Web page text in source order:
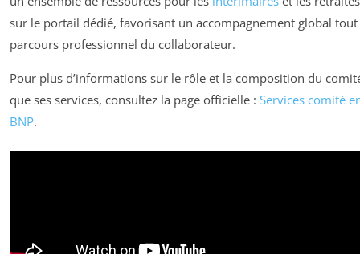
sur le portail dédié, favorisant un accompagnement global
parcours professionnel du collaborateur.
Pour plus d’informations sur le rôle et la composition du
que ses services, consultez la page officielle : Services comité
BNP.